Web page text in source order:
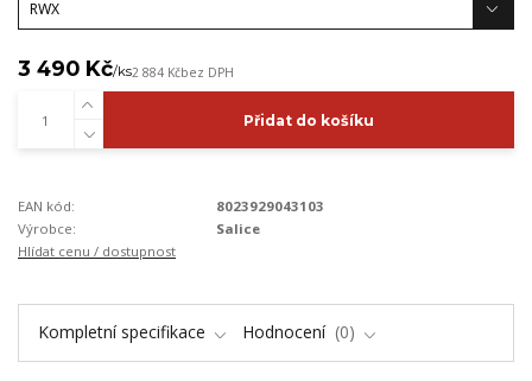
3 490 Kč/ks2 884 Kčbez DPH
Přidat do košíku
EAN kód:
8023929043103
Výrobce:
Salice
Hlídat cenu / dostupnost
Kompletní specifikace Hodnocení 0